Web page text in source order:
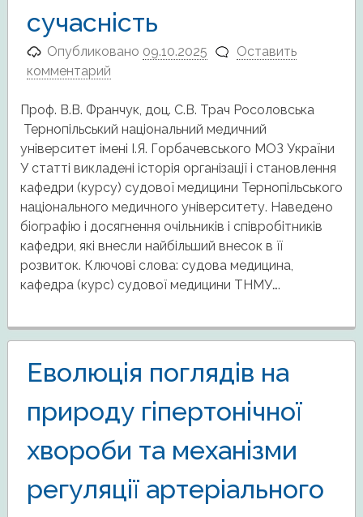
сучасність
Опубликовано 09.10.2025
Оставить
комментарий
Проф. В.В. Франчук, доц. С.В. Трач Росоловська
Тернопільський національний медичний
університет імені І.Я. Горбачевського МОЗ України
У статті викладені історія організації і становлення
кафедри (курсу) судової медицини Тернопільського
національного медичного університету. Наведено
біографію і досягнення очільників і співробітників
кафедри, які внесли найбільший внесок в її
розвиток. Ключові слова: судова медицина,
кафедра (курс) судової медицини ТНМУ….
Еволюція поглядів на
природу гіпертонічної
хвороби та механізми
регуляції артеріального